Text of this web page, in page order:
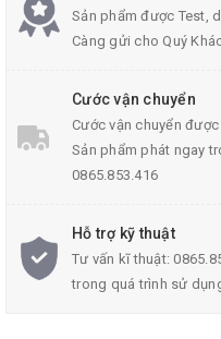
- Phân loại sản phẩm
Mạch NeoPixel RGB
Mạch NeoPixel RGB
Sản phẩm được Test,
Càng gửi cho Quý
Cước vận chuyển
Cước vận chuyển
Sản phẩm phát ngay
0865.853.416
Hỗ trợ kỹ thuật
Tư vấn kĩ thuật:
trong quá trình sử